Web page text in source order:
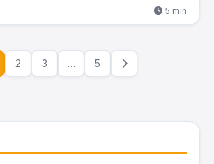
5 min
2 3 … 5